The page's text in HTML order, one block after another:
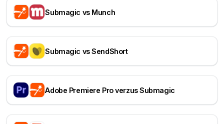
Submagic vs Munch
Submagic vs SendShort
Adobe Premiere Pro verzus Submagic